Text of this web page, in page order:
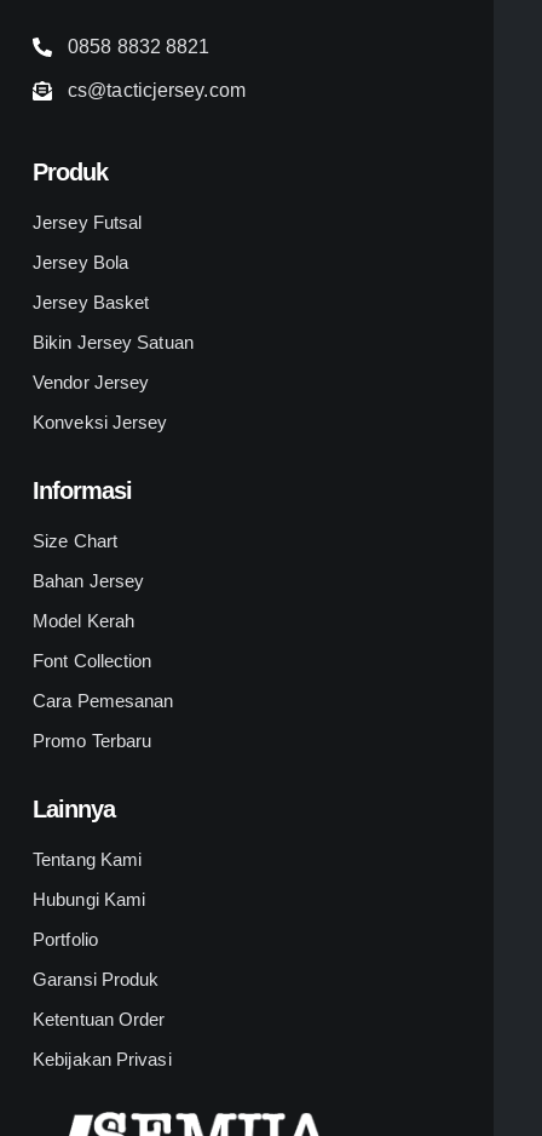
0858 8832 8821
cs@tacticjersey.com
Produk
Jersey Futsal
Jersey Bola
Jersey Basket
Bikin Jersey Satuan
Vendor Jersey
Konveksi Jersey
Informasi
Size Chart
Bahan Jersey
Model Kerah
Font Collection
Cara Pemesanan
Promo Terbaru
Lainnya
Tentang Kami
Hubungi Kami
Portfolio
Garansi Produk
Ketentuan Order
Kebijakan Privasi